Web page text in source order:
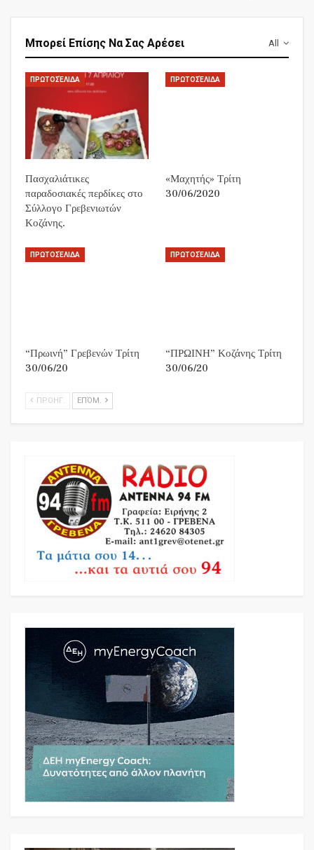
All
Μπορεί Επίσης Να Σας Αρέσει
ΠΡΩΤΟΣΈΛΙΔΑ
Πασχαλιάτικες
παραδοσιακές περδίκες στο
Σύλλογο Γρεβενιωτών
Κοζάνης.
ΠΡΩΤΟΣΈΛΙΔΑ
«Μαχητής» Τρίτη
30/06/2020
ΠΡΩΤΟΣΈΛΙΔΑ
“Πρωινή” Γρεβενών Τρίτη
30/06/20
ΠΡΩΤΟΣΈΛΙΔΑ
“ΠΡΩΙΝΗ” Κοζάνης Τρίτη
30/06/20
ΠΡΟΗΓ. ΕΠΌΜ.